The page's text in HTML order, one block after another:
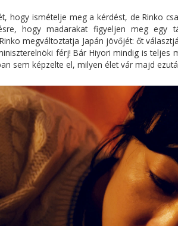
hogy ismételje meg a kérdést, de Rinko
hogy madarakat figyeljen meg egy
megváltoztatja Japán jövőjét: őt
férj! Bár Hiyori mindig is
sem képzelte el, milyen élet vár majd